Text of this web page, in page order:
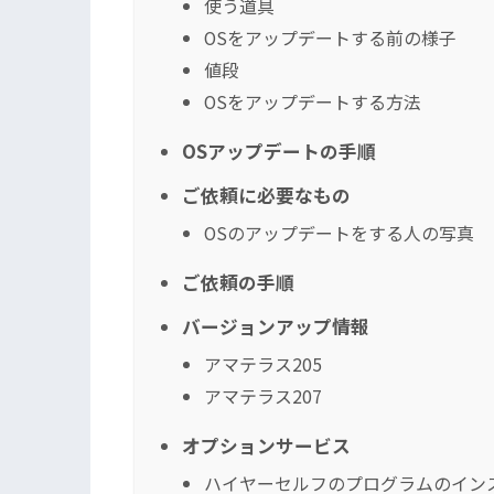
使う道具
OSをアップデートする前の様子
値段
OSをアップデートする方法
OSアップデートの手順
ご依頼に必要なもの
OSのアップデートをする人の写真
ご依頼の手順
バージョンアップ情報
アマテラス205
アマテラス207
オプションサービス
ハイヤーセルフのプログラムのイン